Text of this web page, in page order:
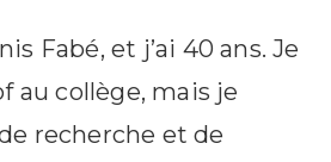
Fabé, et j’ai 40 ans. Je
au collège, mais je
recherche et de